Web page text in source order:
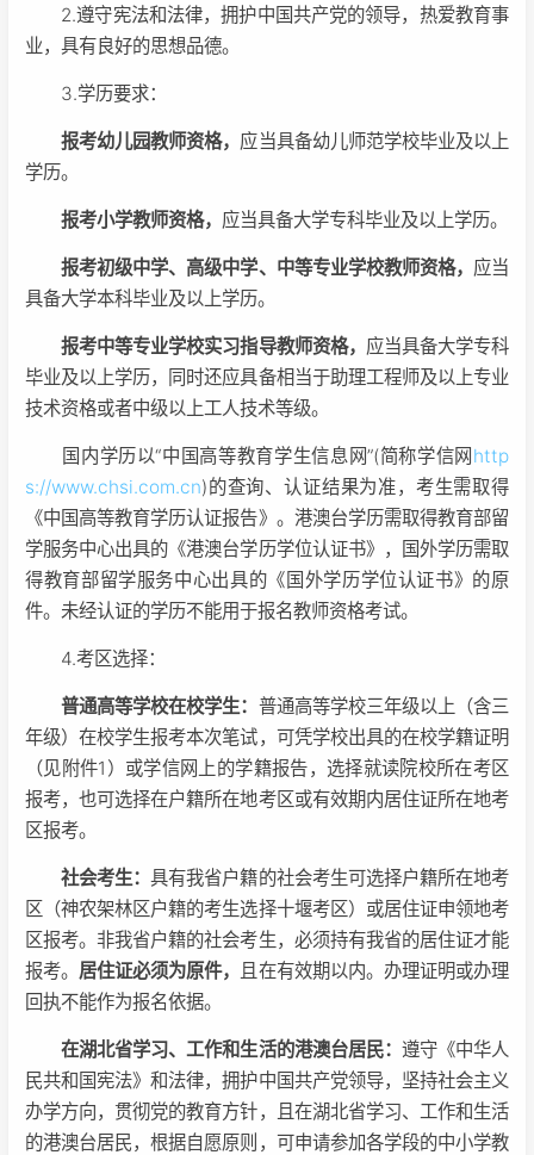
2.遵守宪法和法律，拥护中国共产党的领导，热爱教育事
业，具有良好的思想品德。
3.学历要求：
报考幼儿园教师资格， 应当具备幼儿师范学校毕业及以上
学历。
报考小学教师资格， 应当具备大学专科毕业及以上学历。
报考初级中学、高级中学、中等专业学校教师资格， 应当
具备大学本科毕业及以上学历。
报考中等专业学校实习指导教师资格， 应当具备大学专科
毕业及以上学历，同时还应具备相当于助理工程师及以上专业
技术资格或者中级以上工人技术等级。
国内学历以“中国高等教育学生信息网”(简称学信网 http
s://www.chsi.com.cn)的查询、认证结果为准，考生需取得
《中国高等教育学历认证报告》。港澳台学历需取得教育部留
学服务中心出具的《港澳台学历学位认证书》，国外学历需取
得教育部留学服务中心出具的《国外学历学位认证书》的原
件。未经认证的学历不能用于报名教师资格考试。
4.考区选择：
普通高等学校在校学生： 普通高等学校三年级以上（含三
年级）在校学生报考本次笔试，可凭学校出具的在校学籍证明
（见附件1）或学信网上的学籍报告，选择就读院校所在考区
报考，也可选择在户籍所在地考区或有效期内居住证所在地考
区报考。
社会考生：具有我省户籍的社会考生可选择户籍所在地考
区（神农架林区户籍的考生选择十堰考区）或居住证申领地考
区报考。非我省户籍的社会考生，必须持有我省的居住证才能
报考。 居住证必须为原件，
且在有效期以内。办理证明或办理
回执不能作为报名依据。
在湖北省学习、工作和生活的港澳台居民： 遵守《中华人
民共和国宪法》和法律，拥护中国共产党领导，坚持社会主义
办学方向，贯彻党的教育方针，且在湖北省学习、工作和生活
的港澳台居民，根据自愿原则，可申请参加各学段的中小学教